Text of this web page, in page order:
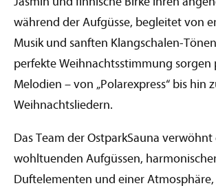
analysieren. Außerdem geben wir
Verwendung unserer Website an unsere
soziale Medien, Werbung und Analysen
Partner führen diese Informationen
weiteren Daten zusammen, die Sie ihnen
haben oder die sie im Rahmen Ihrer
gesammelt haben. Sie geben Einwilligung
während der Aufgüsse, begleitet von
Musik und sanften Klangschalen-
perfekte Weihnachtsstimmung sorgen
Melodien – von „Polarexpress“ bis hin
Weihnachtsliedern.
Das Team der OstparkSauna
wohltuenden Aufgüssen,
Duftelementen und einer